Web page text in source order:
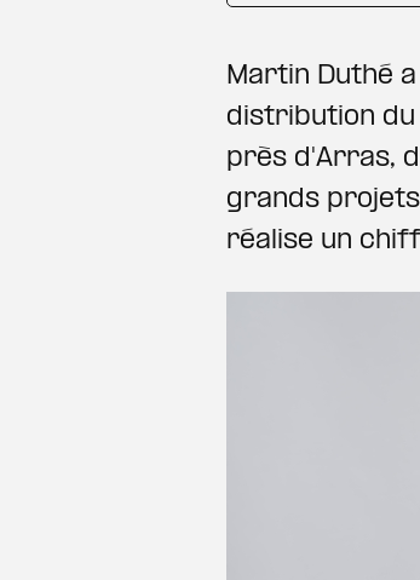
Martin Duthé
distribution
près d'Arras,
grands
réalise un